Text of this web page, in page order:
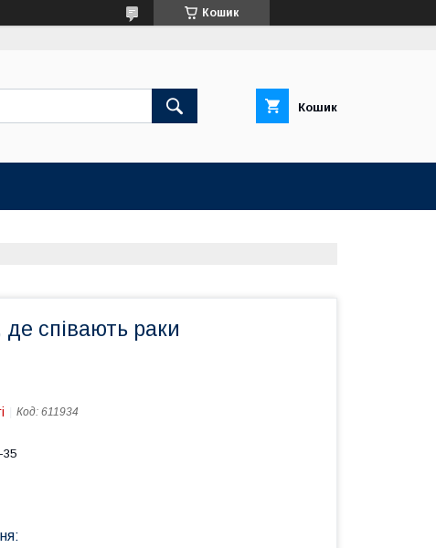
Кошик
Кошик
співають раки
Код: 611934
35